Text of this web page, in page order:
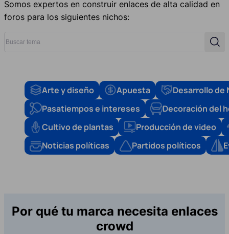
Somos expertos en construir enlaces de alta calidad en
foros para los siguientes nichos:
Arte y diseño Apuesta
Desarrollo de
Pasatiempos e intereses
Decoración del
Cultivo de plantas
Producción de video
Noticias políticas
Partidos políticos
Por qué tu marca necesita enlaces
crowd